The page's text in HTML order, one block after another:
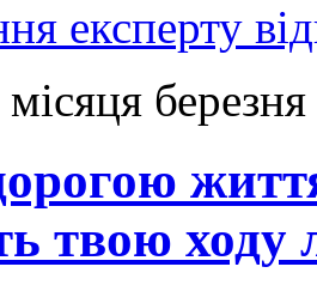
експерту
місяця
твою